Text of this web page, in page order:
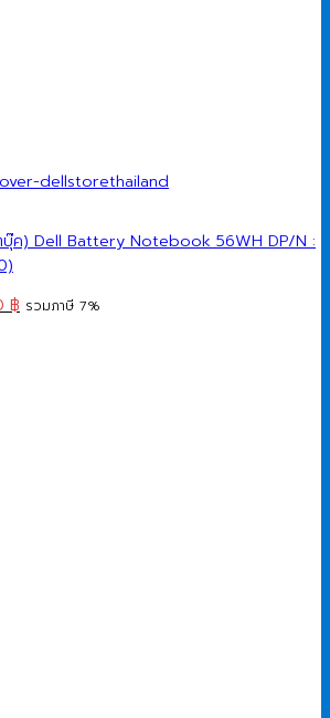
ค) Dell Battery Notebook 56WH DP/N :
฿ Current
รวมภาษี 7%